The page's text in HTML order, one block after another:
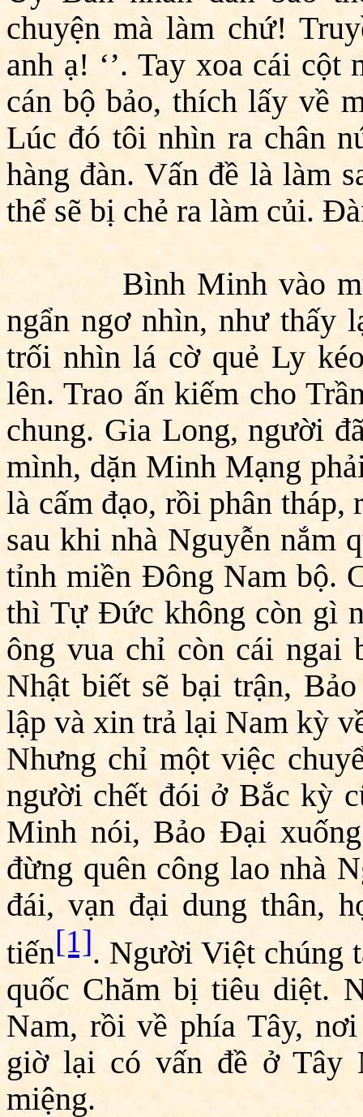
chuyện mà làm chứ!
anh ạ! ‘’. Tay xoa cái
cán bộ bảo, thích lấy về
Lúc đó tôi nhìn ra chân
hàng đàn. Vấn đề là làm
thể sẽ bị chẻ ra làm củi.
Bình Minh vào
ngẩn ngơ nhìn, như thấy
trối nhìn lá cờ quẻ Ly
lên. Trao ấn kiếm cho
chung. Gia Long, người
mình, dặn Minh Mạng
là cấm đạo, rồi phân tháp,
sau khi nhà Nguyễn nắm
tỉnh miền Đông Nam bộ.
thì Tự Đức không còn gì
ông vua chỉ còn cái ngai
Nhật biết sẽ bại trận,
lập và xin trả lại Nam kỳ
Nhưng chỉ một việc
người chết đói ở Bắc kỳ
Minh nói, Bảo Đại
đừng quên công lao nhà
đái, vạn đại dung thân,
tiến[1]. Người Việt chúng
quốc Chăm bị tiêu diệt.
Nam, rồi về phía Tây,
giờ lại có vấn đề ở Tây
miệng.